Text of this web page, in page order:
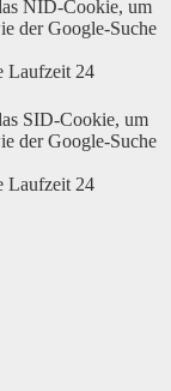
NID-Cookie, um
der Google-Suche
Laufzeit 24
SID-Cookie, um
der Google-Suche
Laufzeit 24